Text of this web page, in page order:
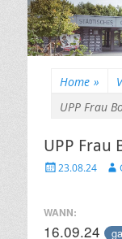
Home »
UPP Frau
UPP Frau
Veröffentlicht
23.08.24
WANN:
16.09.24